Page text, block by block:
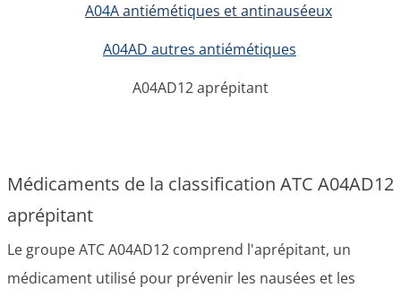
A04A antiémétiques et antinauséeux
A04AD autres antiémétiques
A04AD12 aprépitant
Médicaments de la classification ATC A04AD12
aprépitant
Le groupe ATC A04AD12 comprend l'aprépitant, un
médicament utilisé pour prévenir les nausées et les